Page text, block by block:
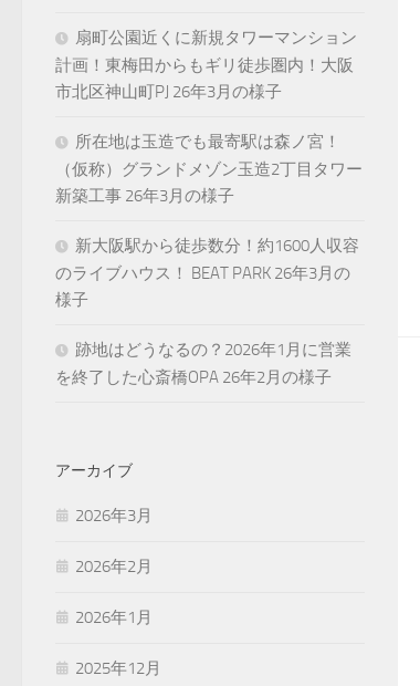
扇町公園近くに新規タワーマンション
計画！東梅田からもギリ徒歩圏内！大阪
市北区神山町PJ 26年3月の様子
所在地は玉造でも最寄駅は森ノ宮！
（仮称）グランドメゾン玉造2丁目タワー
新築工事 26年3月の様子
新大阪駅から徒歩数分！約1600人収容
のライブハウス！ BEAT PARK 26年3月の
様子
跡地はどうなるの？2026年1月に営業
を終了した心斎橋OPA 26年2月の様子
アーカイブ
2026年3月
2026年2月
2026年1月
2025年12月